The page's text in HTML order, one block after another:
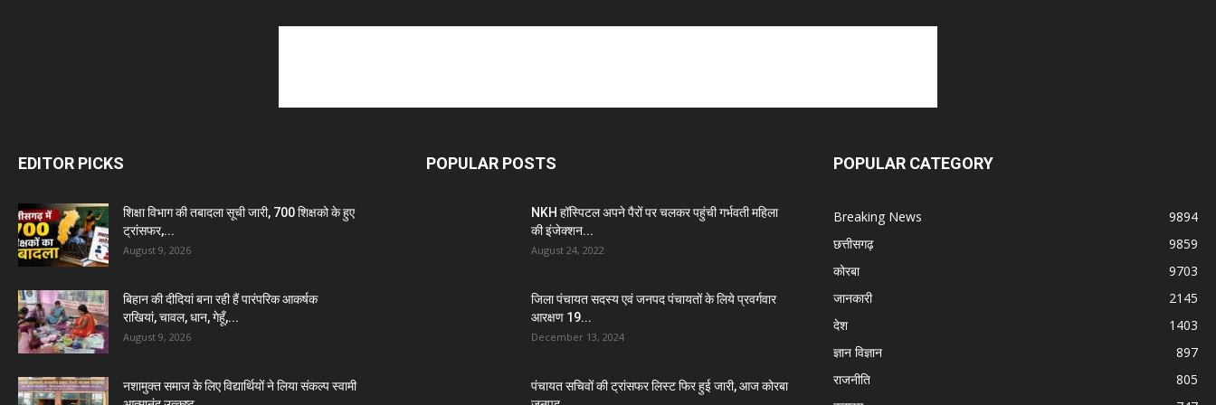
EDITOR PICKS
शिक्षा विभाग की तबादला सूची जारी, 700 शिक्षको के हुए
ट्रांसफर,...
August 9, 2026
बिहान की दीदियां बना रही हैं पारंपरिक आकर्षक
राखियां, चावल, धान, गेहूँ,...
August 9, 2026
नशामुक्त समाज के लिए विद्यार्थियों ने लिया संकल्प स्वामी
POPULAR POSTS
NKH हॉस्पिटल अपने पैरों पर चलकर पहुंची गर्भवती महिला
की इंजेक्शन...
August 24, 2022
जिला पंचायत सदस्य एवं जनपद पंचायतों के लिये प्रवर्गवार
आरक्षण 19...
December 13, 2024
पंचायत सचिवों की ट्रांसफर लिस्ट फिर हुई जारी, आज कोरबा
POPULAR CATEGORY
Breaking News
9894
छत्तीसगढ़
9859
कोरबा
9703
जानकारी
2145
देश
1403
ज्ञान विज्ञान
897
राजनीति
805